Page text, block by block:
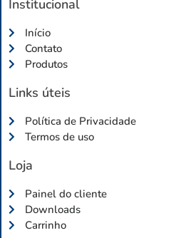
Institucional
Início
Contato
Produtos
Links úteis
Política de Privacidade
Termos de uso
Loja
Painel do cliente
Downloads
Carrinho